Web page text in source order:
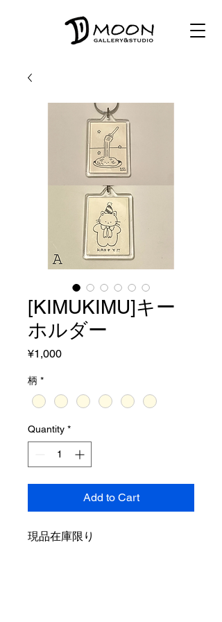
[KIMUKIMU]キー
ホルダー
¥1,000Price
柄 *
Quantity *
Add to Cart
現品在庫限り